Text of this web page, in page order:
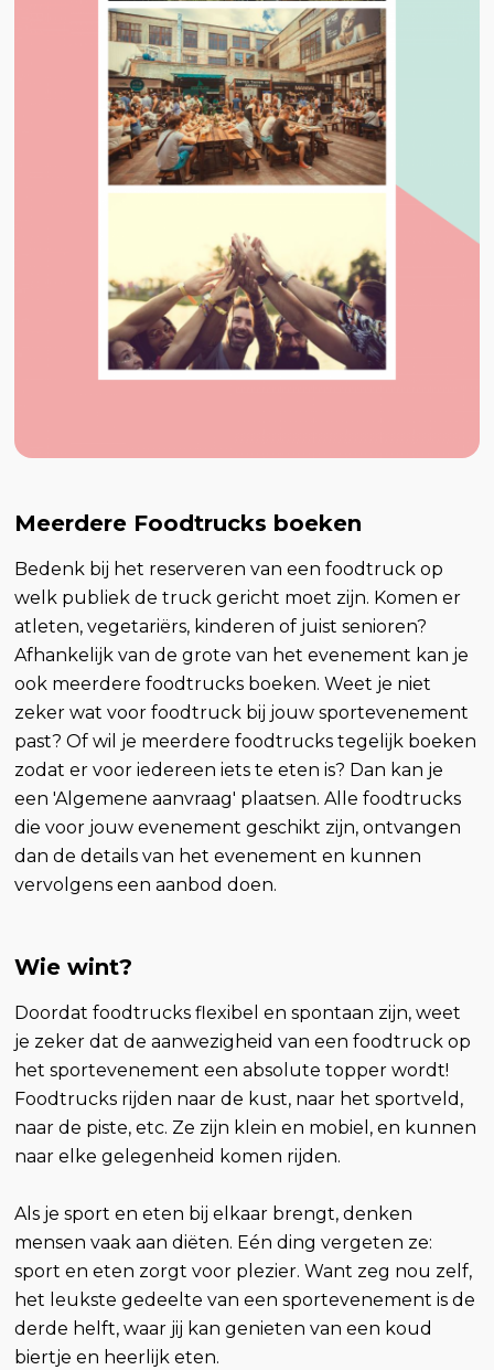
Meerdere Foodtrucks boeken
Bedenk bij het reserveren van een foodtruck op
welk publiek de truck gericht moet zijn. Komen er
atleten, vegetariërs, kinderen of juist senioren?
Afhankelijk van de grote van het evenement kan je
ook meerdere foodtrucks boeken. Weet je niet
zeker wat voor foodtruck bij jouw sportevenement
past? Of wil je meerdere foodtrucks tegelijk boeken
zodat er voor iedereen iets te eten is? Dan kan je
een 'Algemene aanvraag' plaatsen. Alle foodtrucks
die voor jouw evenement geschikt zijn, ontvangen
dan de details van het evenement en kunnen
vervolgens een aanbod doen.
Wie wint?
Doordat foodtrucks flexibel en spontaan zijn, weet
je zeker dat de aanwezigheid van een foodtruck op
het sportevenement een absolute topper wordt!
Foodtrucks rijden naar de kust, naar het sportveld,
naar de piste, etc. Ze zijn klein en mobiel, en kunnen
naar elke gelegenheid komen rijden.
Als je sport en eten bij elkaar brengt, denken
mensen vaak aan diëten. Eén ding vergeten ze:
sport en eten zorgt voor plezier. Want zeg nou zelf,
het leukste gedeelte van een sportevenement is de
derde helft, waar jij kan genieten van een koud
biertje en heerlijk eten.